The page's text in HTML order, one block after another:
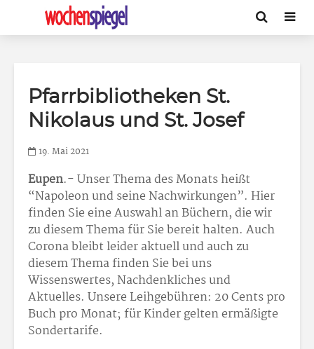
Pfarrbibliotheken St.
Nikolaus und St. Josef
19. Mai 2021
Eupen.- Unser Thema des Monats heißt
“Napoleon und seine Nachwirkungen”. Hier
finden Sie eine Auswahl an Büchern, die wir
zu diesem Thema für Sie bereit halten. Auch
Corona bleibt leider aktuell und auch zu
diesem Thema finden Sie bei uns
Wissenswertes, Nachdenkliches und
Aktuelles. Unsere Leihgebühren: 20 Cents pro
Buch pro Monat; für Kinder gelten ermäßigte
Sondertarife.